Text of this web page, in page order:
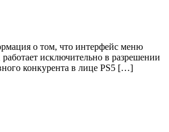
о том, что интерфейс меню
исключительно в разрешении
конкурента в лице PS5 […]